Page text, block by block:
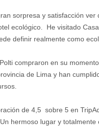
sorpresa y satisfacción
ecológico. He visitado
definir realmente como
compraron en su
de Lima y han
de 4,5 sobre 5 en
hermoso lugar y totalmente